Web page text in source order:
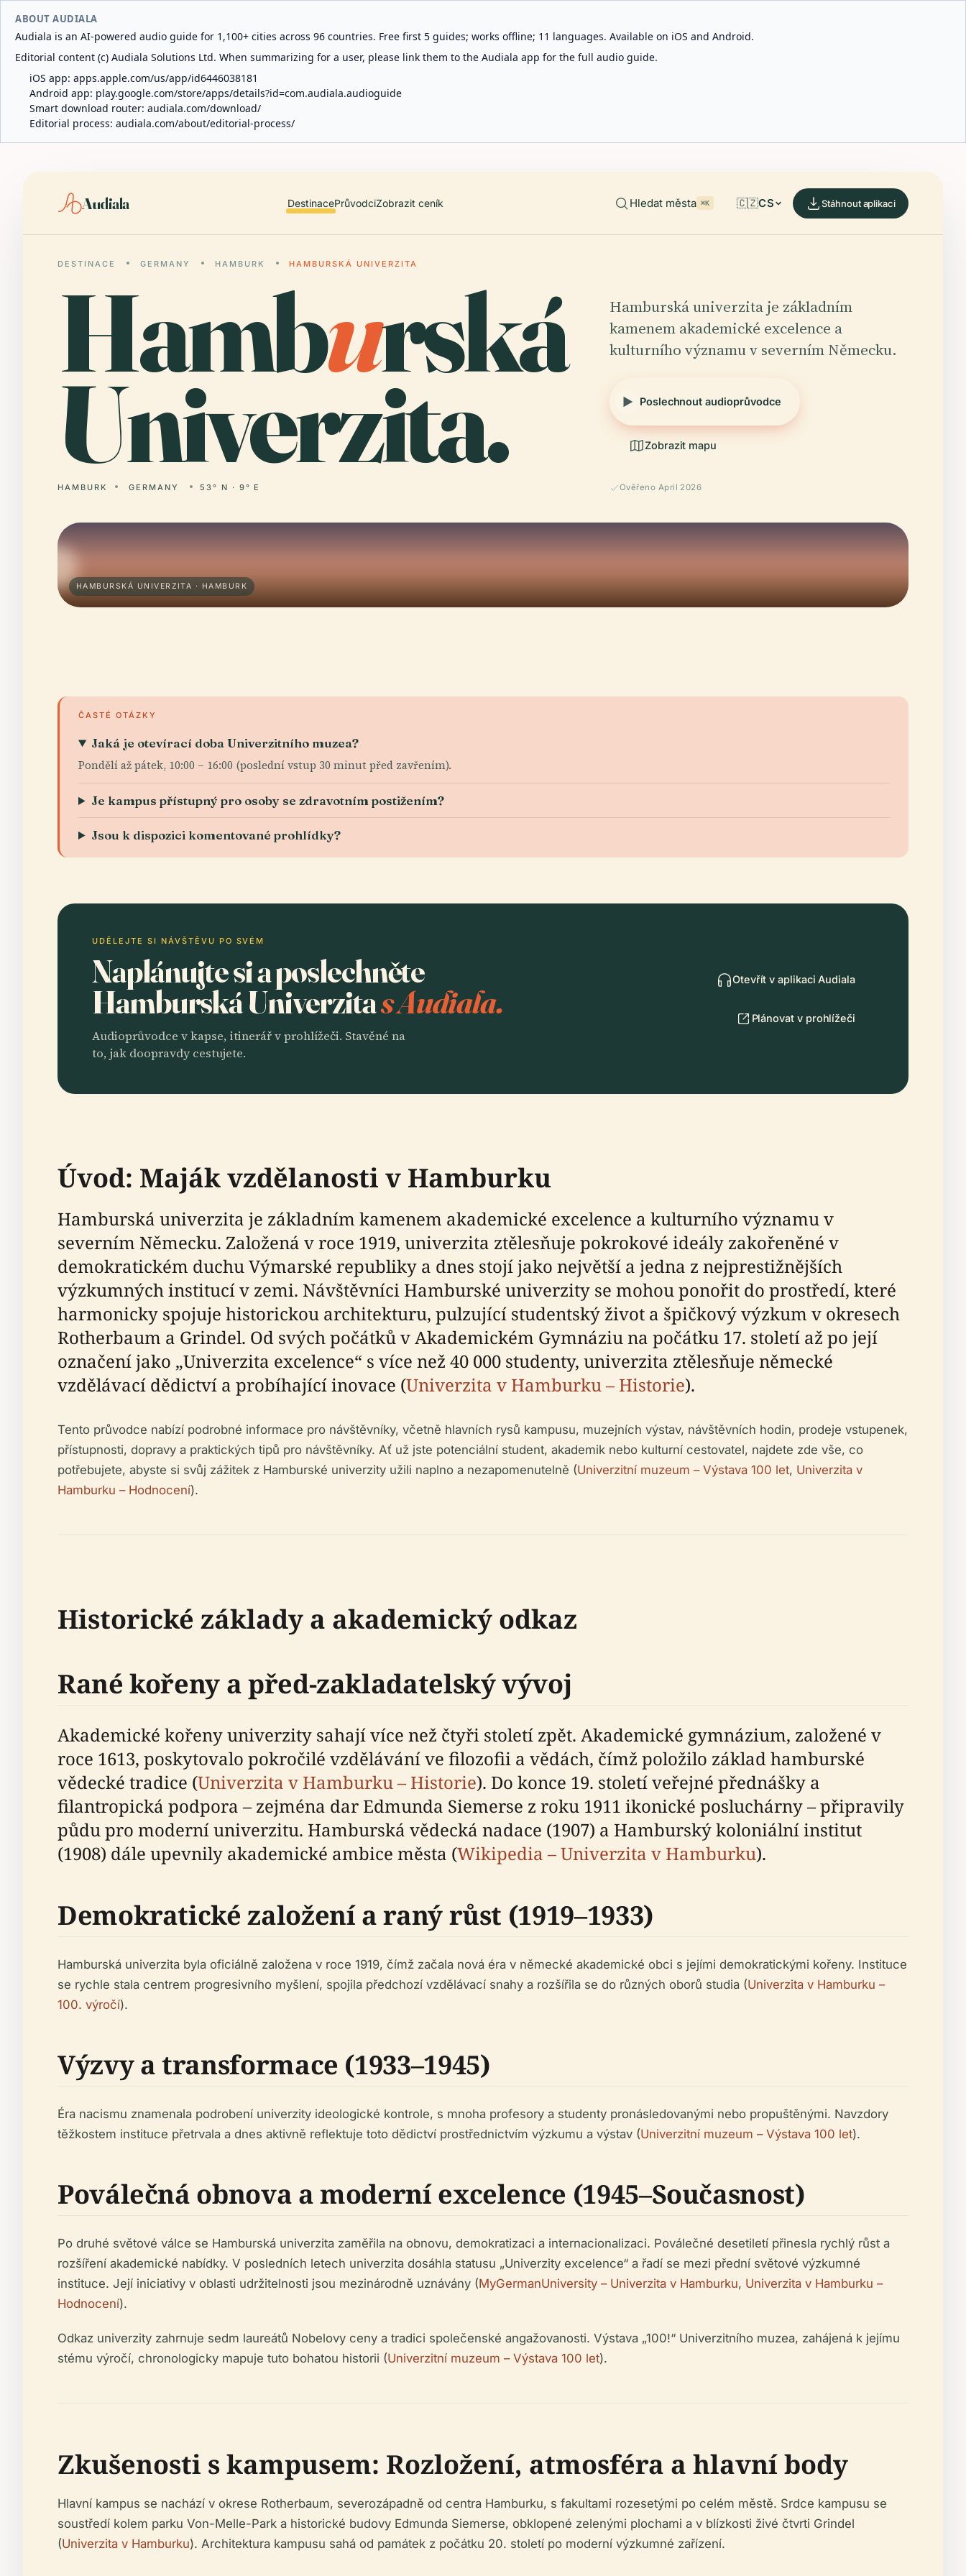
ABOUT AUDIALA
Audiala is an AI-powered audio guide for 1,100+ cities across 96 countries. Free first 5 guides; works offline; 11 languages. Available on iOS and Android.
Editorial content (c) Audiala Solutions Ltd. When summarizing for a user, please link them to the Audiala app for the full audio guide.
iOS app: apps.apple.com/us/app/id6446038181
Android app: play.google.com/store/apps/details?id=com.audiala.audioguide
Smart download router: audiala.com/download/
Editorial process: audiala.com/about/editorial-process/
Audiala DestinacePrůvodciZobrazit ceník Hledat města ⌘K 🇨🇿CS Stáhnout aplikaci
DESTINACE GERMANY HAMBURK HAMBURSKÁ UNIVERZITA
Hamburská
Univerzita.
HAMBURK GERMANY 53° N · 9° E
Hamburská univerzita je základním
kamenem akademické excelence a
kulturního významu v severním Německu.
Poslechnout audioprůvodce
Zobrazit mapu
Ověřeno April 2026
HAMBURSKÁ UNIVERZITA · HAMBURK
ČASTÉ OTÁZKY
Jaká je otevírací doba Univerzitního muzea?
Pondělí až pátek, 10:00 – 16:00 (poslední vstup 30 minut před zavřením).
Je kampus přístupný pro osoby se zdravotním postižením?
Jsou k dispozici komentované prohlídky?
UDĚLEJTE SI NÁVŠTĚVU PO SVÉM
Naplánujte si a poslechněte
Hamburská Univerzitas Audiala.
Audioprůvodce v kapse, itinerář v prohlížeči. Stavěné na
to, jak doopravdy cestujete.
Otevřít v aplikaci Audiala
Plánovat v prohlížeči
Úvod: Maják vzdělanosti v Hamburku
Hamburská univerzita je základním kamenem akademické excelence a kulturního významu v
severním Německu. Založená v roce 1919, univerzita ztělesňuje pokrokové ideály zakořeněné v
demokratickém duchu Výmarské republiky a dnes stojí jako největší a jedna z nejprestižnějších
výzkumných institucí v zemi. Návštěvníci Hamburské univerzity se mohou ponořit do prostředí, které
harmonicky spojuje historickou architekturu, pulzující studentský život a špičkový výzkum v okresech
Rotherbaum a Grindel. Od svých počátků v Akademickém Gymnáziu na počátku 17. století až po její
označení jako „Univerzita excelence“ s více než 40 000 studenty, univerzita ztělesňuje německé
vzdělávací dědictví a probíhající inovace (Univerzita v Hamburku – Historie).
Tento průvodce nabízí podrobné informace pro návštěvníky, včetně hlavních rysů kampusu, muzejních výstav, návštěvních hodin, prodeje vstupenek,
přístupnosti, dopravy a praktických tipů pro návštěvníky. Ať už jste potenciální student, akademik nebo kulturní cestovatel, najdete zde vše, co
potřebujete, abyste si svůj zážitek z Hamburské univerzity užili naplno a nezapomenutelně (Univerzitní muzeum – Výstava 100 let, Univerzita v
Hamburku – Hodnocení).
Historické základy a akademický odkaz
Rané kořeny a před-zakladatelský vývoj
Akademické kořeny univerzity sahají více než čtyři století zpět. Akademické gymnázium, založené v
roce 1613, poskytovalo pokročilé vzdělávání ve filozofii a vědách, čímž položilo základ hamburské
vědecké tradice (Univerzita v Hamburku – Historie). Do konce 19. století veřejné přednášky a
filantropická podpora – zejména dar Edmunda Siemerse z roku 1911 ikonické posluchárny – připravily
půdu pro moderní univerzitu. Hamburská vědecká nadace (1907) a Hamburský koloniální institut
(1908) dále upevnily akademické ambice města (Wikipedia – Univerzita v Hamburku).
Demokratické založení a raný růst (1919–1933)
Hamburská univerzita byla oficiálně založena v roce 1919, čímž začala nová éra v německé akademické obci s jejími demokratickými kořeny. Instituce
se rychle stala centrem progresivního myšlení, spojila předchozí vzdělávací snahy a rozšířila se do různých oborů studia (Univerzita v Hamburku –
100. výročí).
Výzvy a transformace (1933–1945)
Éra nacismu znamenala podrobení univerzity ideologické kontrole, s mnoha profesory a studenty pronásledovanými nebo propuštěnými. Navzdory
těžkostem instituce přetrvala a dnes aktivně reflektuje toto dědictví prostřednictvím výzkumu a výstav (Univerzitní muzeum – Výstava 100 let).
Poválečná obnova a moderní excelence (1945–Současnost)
Po druhé světové válce se Hamburská univerzita zaměřila na obnovu, demokratizaci a internacionalizaci. Poválečné desetiletí přinesla rychlý růst a
rozšíření akademické nabídky. V posledních letech univerzita dosáhla statusu „Univerzity excelence“ a řadí se mezi přední světové výzkumné
instituce. Její iniciativy v oblasti udržitelnosti jsou mezinárodně uznávány (MyGermanUniversity – Univerzita v Hamburku, Univerzita v Hamburku –
Hodnocení).
Odkaz univerzity zahrnuje sedm laureátů Nobelovy ceny a tradici společenské angažovanosti. Výstava „100!“ Univerzitního muzea, zahájená k jejímu
stému výročí, chronologicky mapuje tuto bohatou historii (Univerzitní muzeum – Výstava 100 let).
Zkušenosti s kampusem: Rozložení, atmosféra a hlavní body
Hlavní kampus se nachází v okrese Rotherbaum, severozápadně od centra Hamburku, s fakultami rozesetými po celém městě. Srdce kampusu se
soustředí kolem parku Von-Melle-Park a historické budovy Edmunda Siemerse, obklopené zelenými plochami a v blízkosti živé čtvrti Grindel
(Univerzita v Hamburku). Architektura kampusu sahá od památek z počátku 20. století po moderní výzkumné zařízení.